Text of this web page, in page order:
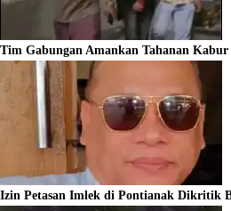
Tim Gabungan Amankan Tahanan
Izin Petasan Imlek di Pontianak Dikritik